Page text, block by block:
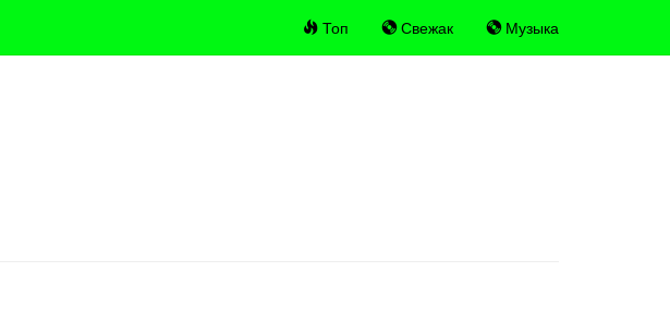
Топ Свежак Музыка